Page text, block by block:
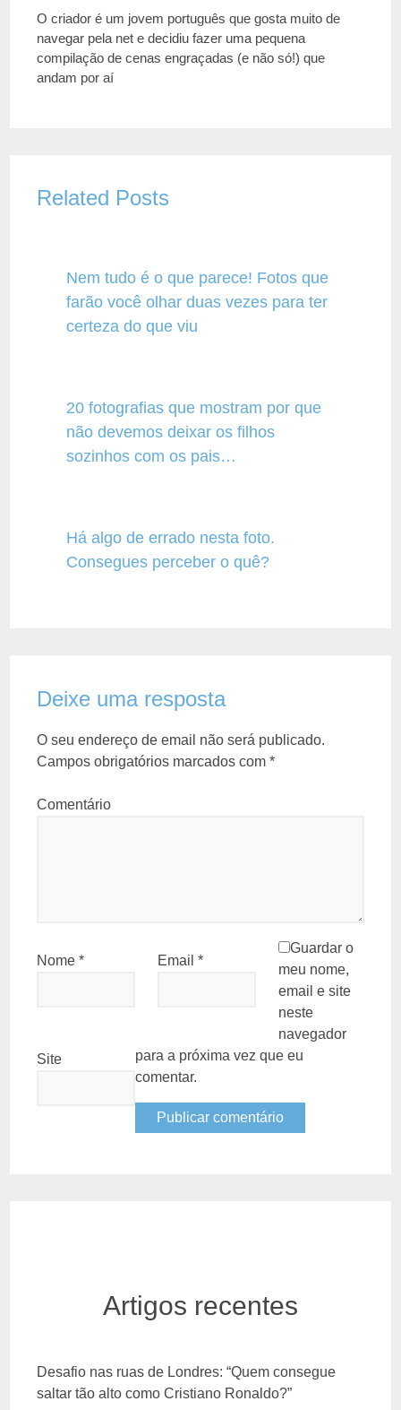
O criador é um jovem português que gosta muito de
navegar pela net e decidiu fazer uma pequena
compilação de cenas engraçadas (e não só!) que
andam por aí
Related Posts
Nem tudo é o que parece! Fotos que
farão você olhar duas vezes para ter
certeza do que viu
20 fotografias que mostram por que
não devemos deixar os filhos
sozinhos com os pais…
Há algo de errado nesta foto.
Consegues perceber o quê?
Deixe uma resposta
O seu endereço de email não será publicado.
Campos obrigatórios marcados com*
Comentário
Nome* Email *
Site
Guardar o
meu nome,
email e site
neste
navegador
para a próxima vez que eu
comentar.
Artigos recentes
Desafio nas ruas de Londres: “Quem consegue
saltar tão alto como Cristiano Ronaldo?”